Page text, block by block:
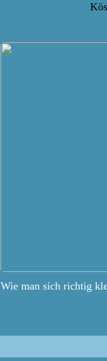
Wie man sich richtig